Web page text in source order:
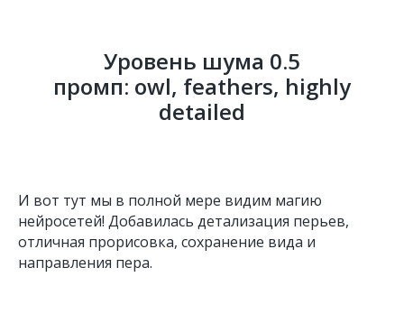
Уровень шума 0.5
промп: owl, feathers, highly
detailed
И вот тут мы в полной мере видим магию
нейросетей! Добавилась детализация перьев,
отличная прорисовка, сохранение вида и
направления пера.
Фотовыставки NPT